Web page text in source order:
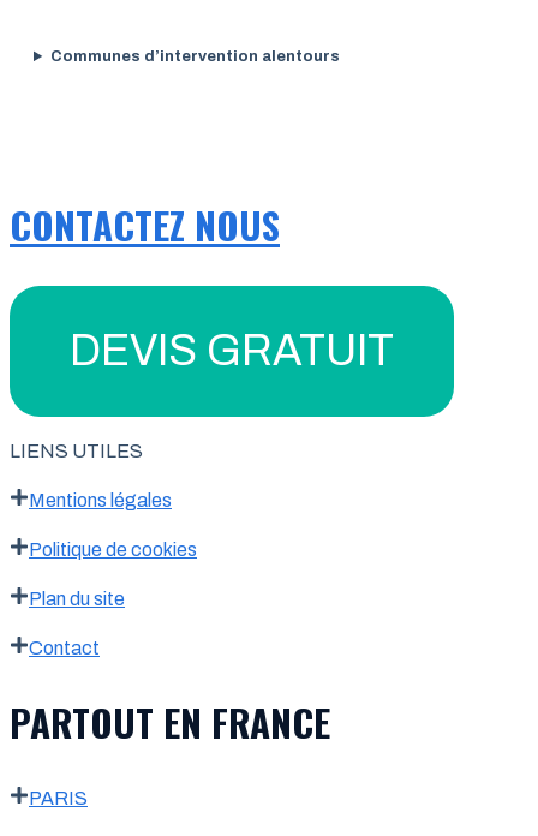
Communes d’intervention alentours
CONTACTEZ NOUS
DEVIS GRATUIT
LIENS UTILES
Mentions légales
Politique de cookies
Plan du site
Contact
PARTOUT EN FRANCE
PARIS